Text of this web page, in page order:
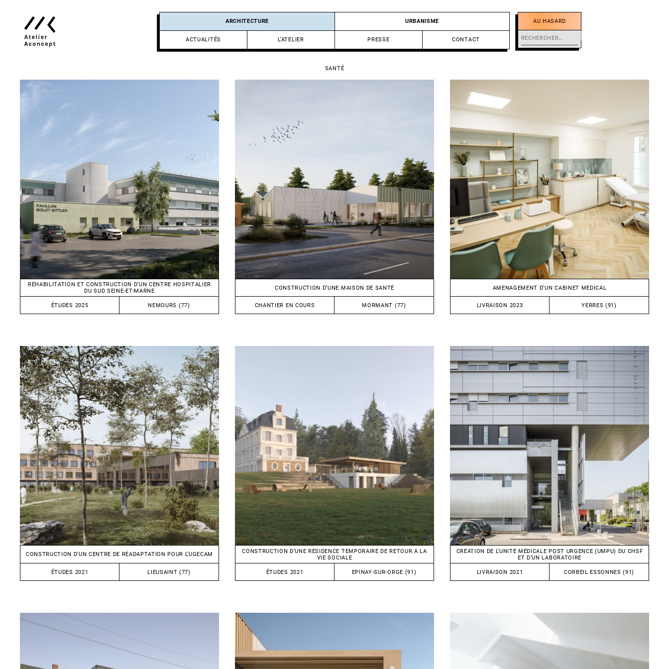
content
ARCHITECTURE URBANISME
ACTUALITÉS L’ATELIER PRESSE CONTACT
AU HASARD
Rechercher :
SANTÉ
RÉHABILITATION ET CONSTRUCTION D’UN CENTRE HOSPITALIER
DU SUD SEINE-ET-MARNE
ÉTUDES 2025 NEMOURS (77)
CONSTRUCTION D’UNE MAISON DE SANTÉ
CHANTIER EN COURS MORMANT (77)
AMENAGEMENT D’UN CABINET MEDICAL
LIVRAISON 2023 YERRES (91)
CONSTRUCTION D’UN CENTRE DE RÉADAPTATION POUR L’UGECAM
ÉTUDES 2021 LIEUSAINT (77)
CONSTRUCTION D’UNE RÉSIDENCE TEMPORAIRE DE RETOUR À LA
VIE SOCIALE
ÉTUDES 2021 EPINAY-SUR-ORGE (91)
CRÉATION DE L’UNITÉ MÉDICALE POST URGENCE (UMPU) DU CHSF
ET D’UN LABORATOIRE
LIVRAISON 2021 CORBEIL ESSONNES (91)